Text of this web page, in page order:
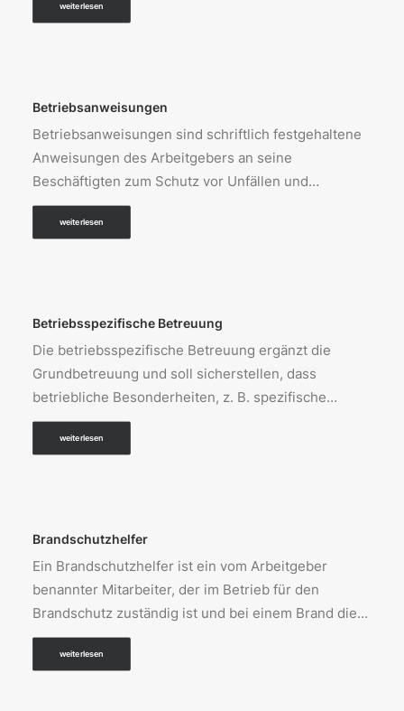
weiterlesen
Betriebsanweisungen
Betriebsanweisungen sind schriftlich festgehaltene
Anweisungen des Arbeitgebers an seine
Beschäftigten zum Schutz vor Unfällen und…
weiterlesen
Betriebsspezifische Betreuung
Die betriebsspezifische Betreuung ergänzt die
Grundbetreuung und soll sicherstellen, dass
betriebliche Besonderheiten, z. B. spezifische…
weiterlesen
Brandschutzhelfer
Ein Brandschutzhelfer ist ein vom Arbeitgeber
benannter Mitarbeiter, der im Betrieb für den
Brandschutz zuständig ist und bei einem Brand die…
weiterlesen